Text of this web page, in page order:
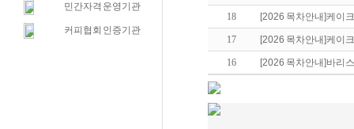
민간자격 운영기관
커피협회 인증기관
18 [2026 목차안내]케이
17 [2026 목차안내]케이
16 [2026 목차안내]바리